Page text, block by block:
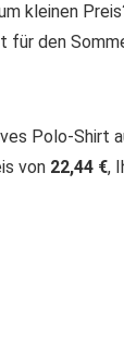
kleinen
den
Polo-Shirt
von 22,44 €,